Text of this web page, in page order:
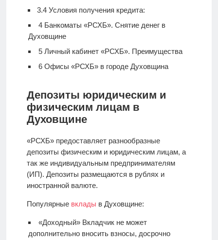
3.4Условия получения кредита:
4Банкоматы «РСХБ». Снятие денег в
Духовщине
5Личный кабинет «РСХБ». Преимущества
6Офисы «РСХБ» в городе Духовщина
Депозиты юридическим и
физическим лицам в
Духовщине
«РСХБ» предоставляет разнообразные
депозиты физическим и юридическим лицам, а
так же индивидуальным предпринимателям
(ИП). Депозиты размещаются в рублях и
иностранной валюте.
Популярные вклады в Духовщине:
«Доходный» Вкладчик не может
дополнительно вносить взносы, досрочно